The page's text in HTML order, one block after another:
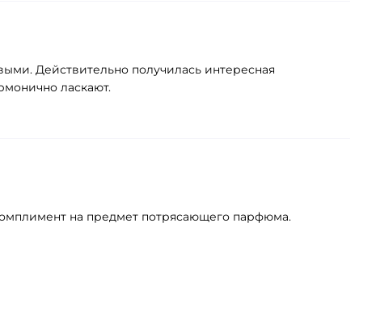
Действительно получилась интересная
ласкают.
на предмет потрясающего парфюма.